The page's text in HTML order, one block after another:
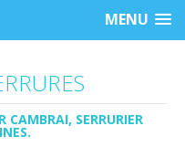
MENU
CAMBRAI, SERRURIER